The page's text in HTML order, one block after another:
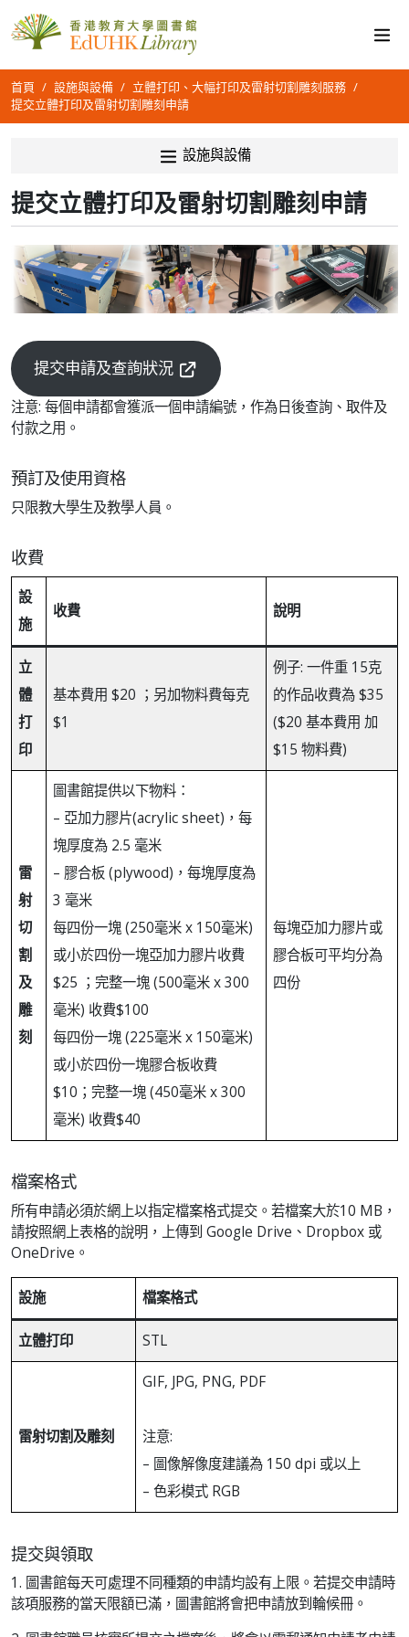
首頁 設施與設備
立體打印、大幅打印及雷射切割雕刻服務
提交立體打印及雷射切割雕刻申請
設施與設備
提交立體打印及雷射切割雕刻申請
提交申請及查詢狀況
注意: 每個申請都會獲派一個申請編號，作為日後查詢、取件及
付款之用。
預訂及使用資格
只限教大學生及教學人員。
收費
設
施
收費 說明
立
體
打
印
基本費用 $20 ；另加物料費每克
$1
例子: 一件重 15克
的作品收費為 $35
($20 基本費用 加
$15 物料費)
雷
射
切
割
及
雕
刻
圖書館提供以下物料：
– 亞加力膠片(acrylic sheet)，每
塊厚度為 2.5 毫米
– 膠合板 (plywood)，每塊厚度為
3 毫米
每四份一塊 (250毫米 x 150毫米)
或小於四份一塊亞加力膠片收費
$25 ；完整一塊 (500毫米 x 300
毫米) 收費$100
每四份一塊 (225毫米 x 150毫米)
或小於四份一塊膠合板收費
$10；完整一塊 (450毫米 x 300
毫米) 收費$40
每塊亞加力膠片或
膠合板可平均分為
四份
檔案格式
所有申請必須於網上以指定檔案格式提交。若檔案大於10 MB，
請按照網上表格的說明，上傳到 Google Drive、Dropbox 或
OneDrive。
設施 檔案格式
立體打印 STL
雷射切割及雕刻
GIF, JPG, PNG, PDF
注意:
– 圖像解像度建議為 150 dpi 或以上
– 色彩模式 RGB
提交與領取
1. 圖書館每天可處理不同種類的申請均設有上限。若提交申請時
該項服務的當天限額已滿，圖書館將會把申請放到輪候冊。